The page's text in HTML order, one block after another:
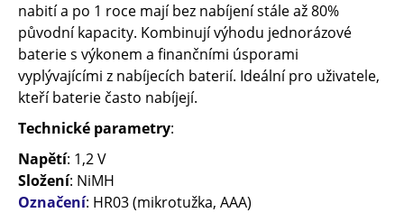
nabití a po 1 roce mají bez nabíjení stále až 80%
původní kapacity. Kombinují výhodu jednorázové
baterie s výkonem a finančními úsporami
vyplývajícími z nabíjecích baterií. Ideální pro uživatele,
kteří baterie často nabíjejí.
Technické parametry:
Napětí: 1,2 V
Složení: NiMH
Označení: HR03 (mikrotužka, AAA)